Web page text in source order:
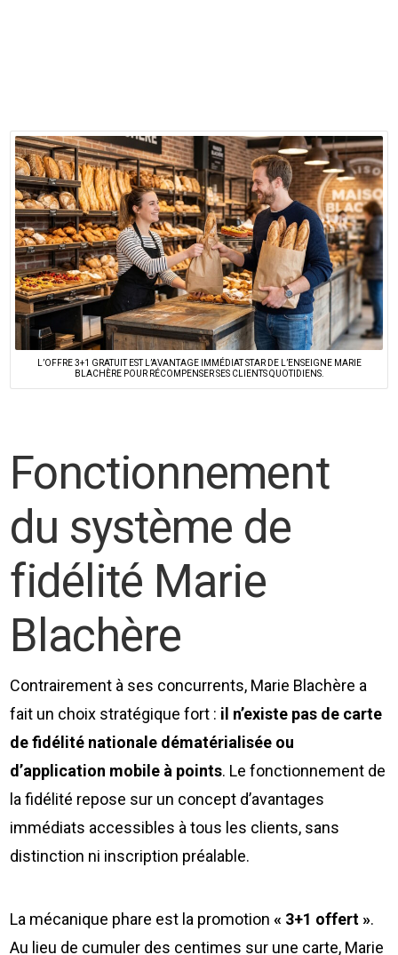
L’OFFRE 3+1 GRATUIT EST L’AVANTAGE IMMÉDIAT STAR DE L’ENSEIGNE MARIE
BLACHÈRE POUR RÉCOMPENSER SES CLIENTS QUOTIDIENS.
Fonctionnement
du système de
fidélité Marie
Blachère
Contrairement à ses concurrents, Marie Blachère a
fait un choix stratégique fort : il n’existe pas de carte
de fidélité nationale dématérialisée ou
d’application mobile à points. Le fonctionnement de
la fidélité repose sur un concept d’avantages
immédiats accessibles à tous les clients, sans
distinction ni inscription préalable.
La mécanique phare est la promotion« 3+1 offert ».
Au lieu de cumuler des centimes sur une carte, Marie